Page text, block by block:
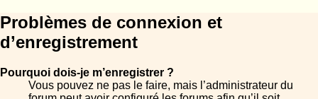
Problèmes de connexion et
d’enregistrement
Pourquoi dois-je m’enregistrer ?
Vous pouvez ne pas le faire, mais l’administrateur du